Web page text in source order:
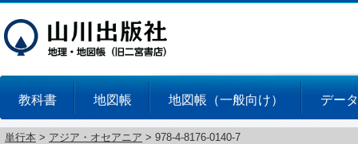
教科書 地図帳 地図帳（一般向け） デー
単行本 > アジア・オセアニア > 978-4-8176-0140-7